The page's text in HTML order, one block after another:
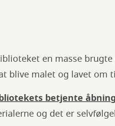
en masse
blive malet og lavet om
betjente
og det er